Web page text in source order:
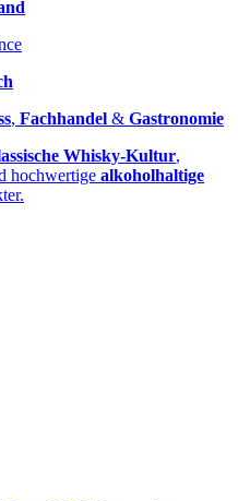
, Fachhandel & Gastronomie
Whisky‑Kultur,
hochwertige alkoholhaltige